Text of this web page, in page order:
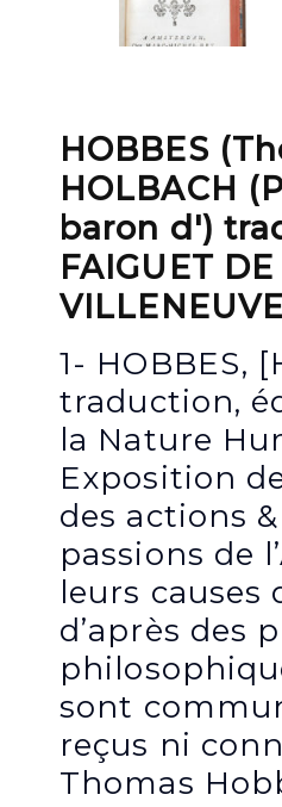
HOBBES
HOLBACH
baron d')
FAIGUET DE
1- HOBBES,
traduction,
la Nature
Exposition
des actions
passions de
leurs causes
d’après des
sont
reçus ni
Thomas